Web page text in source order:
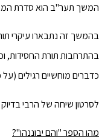
המשך תער"ב הוא סדרת
בהמשך זה נתבארו עיקרי
בהתרחבות תורת החסידות,
כדברים מוחשיים רגילים
לסרטון שיחה של הרבי בדיוק לפני 40 שנה על
מהו הספר "והם יבוננהו"?